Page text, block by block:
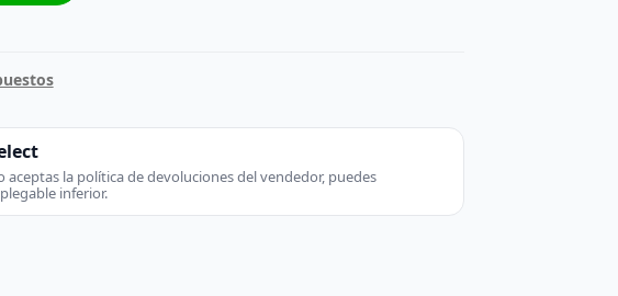
aceptas la política de devoluciones del vendedor, puedes
inferior.